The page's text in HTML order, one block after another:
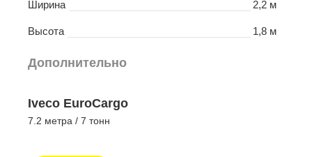
Ширина 2,2 м
Высота 1,8 м
Дополнительно
Iveco EuroCargo
7.2 метра / 7 тонн